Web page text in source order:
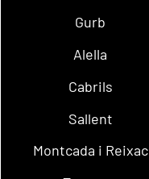
Gurb
Alella
Cabrils
Sallent
Montcada i Reixac